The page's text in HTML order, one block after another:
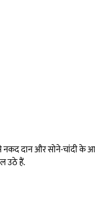
नकद दान और सोने-चांदी के
उठे हैं.